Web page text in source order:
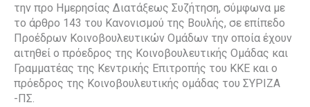
την προ Ημερησίας Διατάξεως Συζήτηση, σύμφωνα με
το άρθρο 143 του Κανονισμού της Βουλής, σε επίπεδο
Προέδρων Κοινοβουλευτικών Ομάδων την οποία έχουν
αιτηθεί ο πρόεδρος της Κοινοβουλευτικής Ομάδας και
Γραμματέας της Κεντρικής Επιτροπής του ΚΚΕ και ο
πρόεδρος της Κοινοβουλευτικής ομάδας του ΣΥΡΙΖΑ
-ΠΣ.